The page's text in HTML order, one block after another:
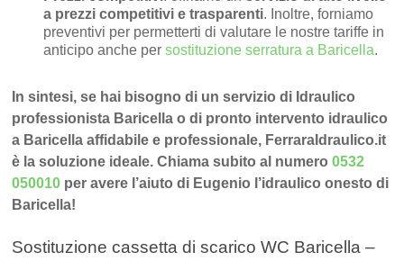
a prezzi competitivi e trasparenti. Inoltre, forniamo
preventivi per permetterti di valutare le nostre tariffe in
anticipo anche persostituzione serratura a Baricella.
In sintesi, se hai bisogno di un servizio di Idraulico
professionista Baricella o di pronto intervento idraulico
a Baricella affidabile e professionale, FerraraIdraulico.it
è la soluzione ideale. Chiama subito al numero0532
050010 per avere l’aiuto di Eugenio l’idraulico onesto di
Baricella!
Sostituzione cassetta di scarico WC Baricella –